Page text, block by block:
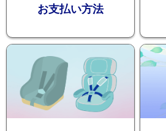
シ
お支払い方法